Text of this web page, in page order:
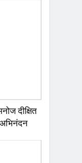
दीक्षित
अभिनंदन